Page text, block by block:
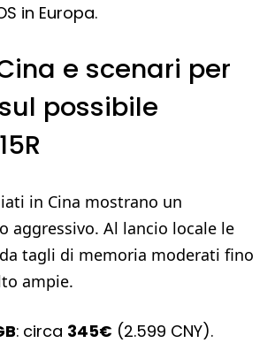
in Europa.
e scenari per
possibile
in Cina mostrano un
aggressivo. Al lancio locale le
tagli di memoria moderati fino
ampie.
: circa 345€ (2.599 CNY).